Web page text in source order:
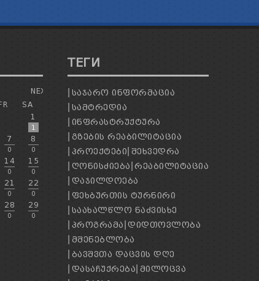
NEXT
SA
1
1
7
0
8
0
14
0
15
0
21
0
22
0
28
0
29
0
ТЕГИ
ᲡᲐᲯᲐᲠᲝ ᲘᲜᲤᲝᲠᲛᲐᲪᲘᲐ
ᲡᲐᲛᲢᲠᲔᲓᲘᲐ
ᲘᲜᲤᲠᲐᲡᲢᲠᲣᲥᲢᲣᲠᲐ
ᲒᲖᲔᲑᲘᲡ ᲠᲔᲐᲑᲘᲚᲘᲢᲐᲪᲘᲐ
ᲞᲠᲝᲔᲥᲢᲔᲑᲘ ᲨᲔᲮᲕᲔᲓᲠᲐ
ᲦᲝᲜᲘᲡᲫᲘᲔᲑᲐ ᲠᲔᲐᲑᲘᲚᲘᲢᲐᲪᲘᲐ
ᲓᲐᲯᲘᲚᲓᲝᲔᲑᲐ
ᲤᲔᲮᲑᲣᲠᲗᲘᲡ ᲢᲣᲠᲜᲘᲠᲘ
ᲡᲐᲐᲮᲐᲚᲬᲚᲝ ᲜᲐᲫᲕᲘᲡᲮᲔ
ᲞᲠᲝᲒᲠᲐᲛᲐ ᲓᲘᲓᲗᲝᲕᲚᲝᲑᲐ
ᲛᲨᲔᲜᲔᲑᲚᲝᲑᲐ
ᲑᲐᲕᲨᲕᲗᲐ ᲓᲐᲪᲕᲘᲡ ᲓᲦᲔ
ᲓᲐᲡᲐᲩᲣᲥᲠᲔᲑᲐ ᲛᲘᲚᲝᲪᲕᲐ